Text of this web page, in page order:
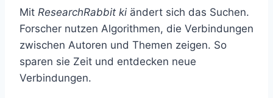
Mit ResearchRabbit ki ändert sich das Suchen.
Forscher nutzen Algorithmen, die Verbindungen
zwischen Autoren und Themen zeigen. So
sparen sie Zeit und entdecken neue
Verbindungen.